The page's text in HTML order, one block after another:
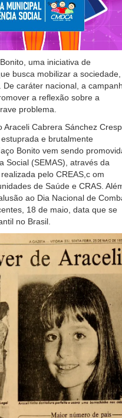
uma iniciativa de
busca mobilizar a
caráter nacional, a
a reflexão sobre a
problema.
Cabrera Sánchez
e brutalmente
Bonito vem sendo
Social (SEMAS), através da
pelo CREAS,c om
de Saúde e CRAS.
ao Dia Nacional de
18 de maio, data que se
no Brasil.